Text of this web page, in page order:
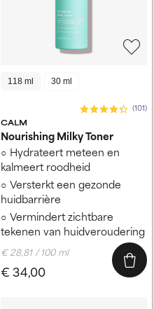
118 ml 30 ml
CALM
(101)
Nourishing Milky Toner
Hydrateert meteen en
kalmeert roodheid
Versterkt een gezonde
huidbarrière
Vermindert zichtbare
tekenen van huidveroudering
€ 34,00
€ 28,81 / 100 ml